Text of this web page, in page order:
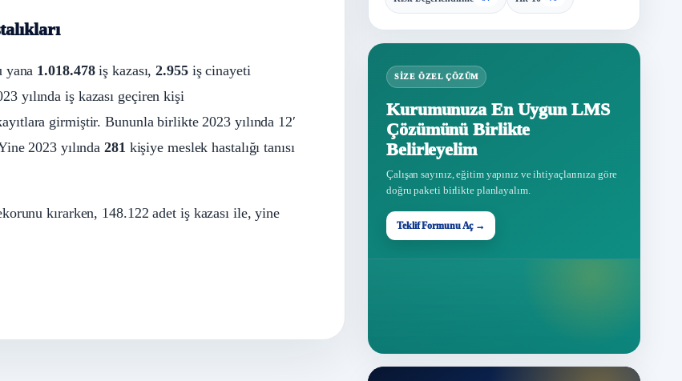
yana 1.018.478iş kazası,2.955iş cinayeti
yılında iş kazası geçiren kişi
girmiştir. Bununla birlikte 2023 yılında 12′
2023 yılında281 kişiye meslek hastalığı tanısı
kırarken, 148.122 adet iş kazası ile, yine
SIZE ÖZEL ÇÖZÜM
Kurumunuza En Uygun LMS
Çözümünü Birlikte
Belirleyelim
Çalışan sayınız, eğitim yapınız ve ihtiyaçlarınıza göre
doğru paketi birlikte planlayalım.
Teklif Formunu Aç →
Teklif